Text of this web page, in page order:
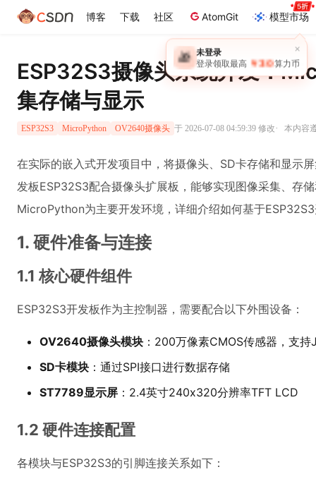
博客 下载 社区 AtomGit 模型市场
×
🎁 未登录
登录领取最高 ￥30 算力币
ESP32S3摄像头系统开发：
集存储与显示
ESP32S3 MicroPython OV2640摄像头 于 2026-07-08 04:59:39 修改· 本内容
在实际的嵌入式开发项目中，将摄像头、SD卡存储和显示
发板ESP32S3配合摄像头扩展板，能够实现图像采集、存
MicroPython为主要开发环境，详细介绍如何基于
1. 硬件准备与连接
1.1 核心硬件组件
ESP32S3开发板作为主控制器，需要配合以下外围设备：
OV2640摄像头模块 ：200万像素CMOS传感器，支持
SD卡模块 ：通过SPI接口进行数据存储
ST7789显示屏 ：2.4英寸240x320分辨率TFT LCD
1.2 硬件连接配置
各模块与ESP32S3的引脚连接关系如下：